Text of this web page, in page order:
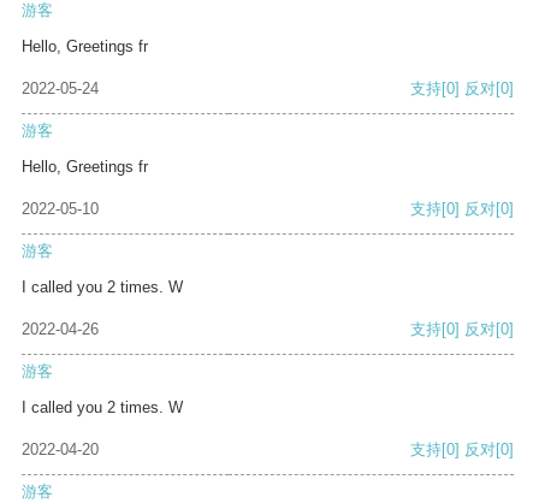
游客
Hello, Greetings fr
2022-05-24 支持[0] 反对[0]
游客
Hello, Greetings fr
2022-05-10 支持[0] 反对[0]
游客
I called you 2 times. W
2022-04-26 支持[0] 反对[0]
游客
I called you 2 times. W
2022-04-20 支持[0] 反对[0]
游客